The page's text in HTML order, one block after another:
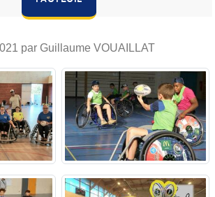
par Guillaume VOUAILLAT